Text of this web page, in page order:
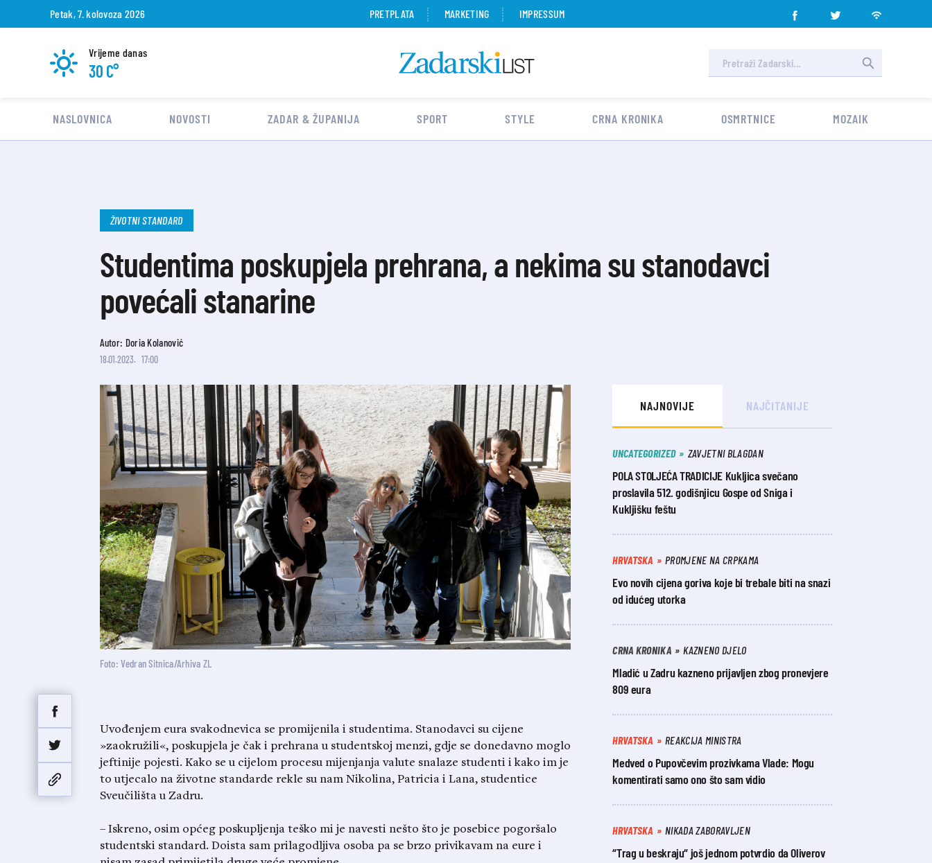
Petak, 7. kolovoza 2026 PRETPLATA MARKETING IMPRESSUM
Vrijeme danas
30 C°
NASLOVNICA NOVOSTI ZADAR & ŽUPANIJA SPORT STYLE CRNA KRONIKA OSMRTNICE MOZAIK
ŽIVOTNI STANDARD
Studentima poskupjela prehrana, a nekima su stanodavci
povećali stanarine
Autor: Doria Kolanović
18.01.2023. 17:00
Foto: Vedran Sitnica/Arhiva ZL
Uvođenjem eura svakodnevica se promijenila i studentima. Stanodavci su cijene
»zaokružili«, poskupjela je čak i prehrana u studentskoj menzi, gdje se donedavno moglo
jeftinije pojesti. Kako se u cijelom procesu mijenjanja valute snalaze studenti i kako im je
to utjecalo na životne standarde rekle su nam Nikolina, Patricia i Lana, studentice
Sveučilišta u Zadru.
– Iskreno, osim općeg poskupljenja teško mi je navesti nešto što je posebice pogoršalo
studentski standard. Doista sam prilagodljiva osoba pa se brzo privikavam na eure i
NAJNOVIJE NAJČITANIJE
UNCATEGORIZED ZAVJETNI BLAGDAN
POLA STOLJEĆA TRADICIJE Kukljica svečano
proslavila 512. godišnjicu Gospe od Sniga i
Kukljišku feštu
HRVATSKA PROMJENE NA CRPKAMA
Evo novih cijena goriva koje bi trebale biti na snazi
od idućeg utorka
CRNA KRONIKA KAZNENO DJELO
Mladić u Zadru kazneno prijavljen zbog pronevjere
809 eura
HRVATSKA REAKCIJA MINISTRA
Medved o Pupovčevim prozivkama Vlade: Mogu
komentirati samo ono što sam vidio
HRVATSKA NIKADA ZABORAVLJEN
“Trag u beskraju“ još jednom potvrdio da Oliverov